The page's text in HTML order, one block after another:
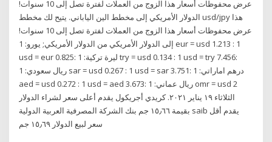
عرض محفوظات أسعار هذا الزوج من العملات لفترة تصل إلى 10 سنوات!
الدولار الأمريكي إلى مخطط الين الياباني. يتيح لك مخطط usd/jpy هذا
عرض محفوظات أسعار هذا الزوج من العملات لفترة تصل إلى 10 سنوات!
إلى الدولار الأمريكي من الدولار الأمريكي; يورو: 1 eur = usd 1.213 : 1
usd = eur 0.825: ليرة تركية: 1 try = usd 0.134 : 1 usd = try 7.456:
ريال سعودي: 1 sar = usd 0.267 : 1 usd = sar 3.751: درهم اماراتي: 1
aed = usd 0.272 : 1 usd = aed 3.673: ريال عماني: 1 omr = usd 2
الثلاثاء ١٩ يناير ٢٠٢١. كريدي أجريكول يقدم أعلى سعر لشراء الدولار
بقيمة ١٥٫٦٦ جم بنك الشركة المصرفية العربية الدولية saib يقدم أقل
سعر لبيع الدولار ١٥٫٦٩ جم